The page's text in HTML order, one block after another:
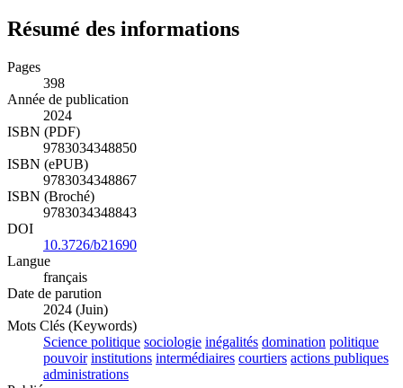
Résumé des informations
Pages
398
Année de publication
2024
ISBN (PDF)
9783034348850
ISBN (ePUB)
9783034348867
ISBN (Broché)
9783034348843
DOI
10.3726/b21690
Langue
français
Date de parution
2024 (Juin)
Mots Clés (Keywords)
Science politique sociologie inégalités domination politique
pouvoir institutions intermédiaires courtiers actions publiques
administrations